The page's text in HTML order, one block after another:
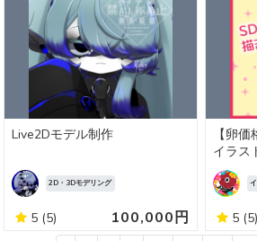
Live2Dモデル制作
2D・3Dモデリング
5 (5) 100,000円
【卵
イラス
5 (5)